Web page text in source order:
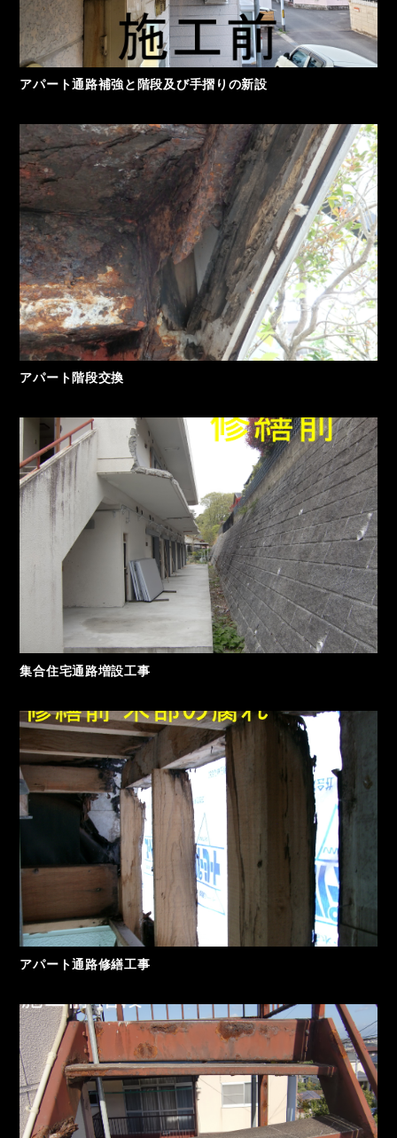
アパート通路補強と階段及び手摺りの新設
アパート階段交換
集合住宅通路増設工事
アパート通路修繕工事